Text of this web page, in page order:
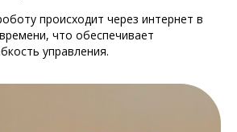
происходит через интернет в
что обеспечивает
управления.